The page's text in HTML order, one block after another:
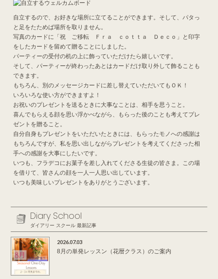
自立するので、お好きな場所に立てることができます。そして、パタっ
と足をたためば場所を取りません。
写真のカードに「祝 ご移転 Ｆｒａ ｃｏｔｔａ Ｄｅｃｏ」と印字
をしたカードを留めて贈ることにしました。
パーティーの受付の机の上に飾っていただけたら嬉しいです。
そして、パーティーが終わったあとはカードだけ取り外して飾ることも
できます。
もちろん、別のメッセージカードに差し替えていただいてもＯＫ！
いろいろな使い方ができますよ！
お祝いのプレゼントを送るときに大事なことは、相手を思うこと。
喜んでもらえる顔を思い浮かべながら、もらった後のことも考えてプレ
ゼントを贈ること。
自分自身もプレゼントをいただいたときには、もらったモノへの感謝は
もちろんですが、私を思い出しながらプレゼントを考えてくださった相
手への感謝を大事にしたいです。
いつも、フラデコにお菓子を差し入れてくださる生徒の皆さま。この場
を借りて、皆さんの顔を一人一人思い出しています。
いつも美味しいプレゼントをありがとうございます。
Diary School
ダイアリー スクール 最新記事
2026.07.03
8月の単発レッスン（花暦クラス）のご案内